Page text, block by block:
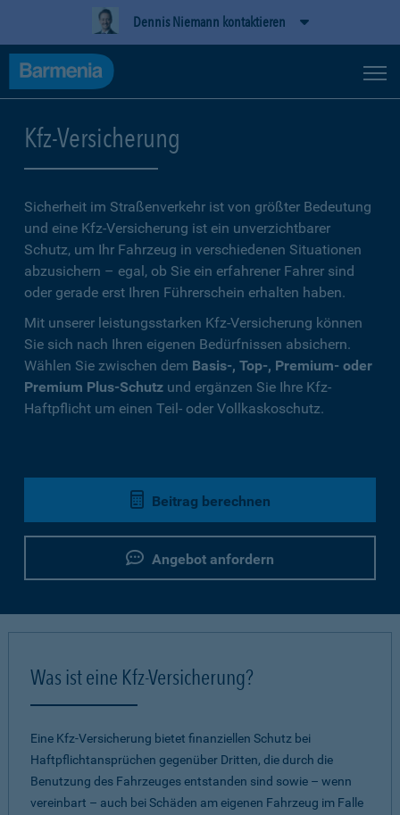
Dennis Niemann kontaktieren
Kfz-Versicherung
Sicherheit im Straßenverkehr ist von größter Bedeutung
und eine Kfz-Versicherung ist ein unverzichtbarer
Schutz, um Ihr Fahrzeug in verschiedenen Situationen
abzusichern – egal, ob Sie ein erfahrener Fahrer sind
oder gerade erst Ihren Führerschein erhalten haben.
Mit unserer leistungsstarken Kfz-Versicherung können
Sie sich nach Ihren eigenen Bedürfnissen absichern.
Wählen Sie zwischen dem Basis-, Top-, Premium- oder
Premium Plus-Schutz und ergänzen Sie Ihre Kfz-
Haftpflicht um einen Teil- oder Vollkaskoschutz.
Beitrag berechnen
Angebot anfordern
Was ist eine Kfz-Versicherung?
Eine Kfz-Versicherung bietet finanziellen Schutz bei
Haftpflichtansprüchen gegenüber Dritten, die durch die
Benutzung des Fahrzeuges entstanden sind sowie – wenn
vereinbart – auch bei Schäden am eigenen Fahrzeug im Falle